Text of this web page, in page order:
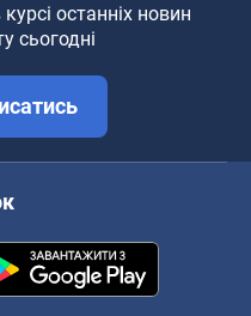
останніх новин
сьогодні